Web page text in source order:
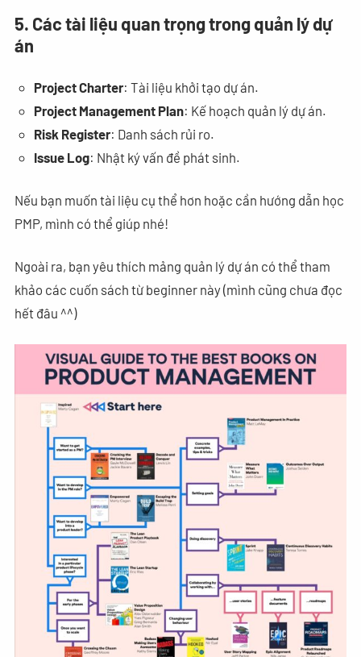
5. Các tài liệu quan trọng trong quản lý dự
án
Project Charter: Tài liệu khởi tạo dự án.
Project Management Plan: Kế hoạch quản lý dự án.
Risk Register: Danh sách rủi ro.
Issue Log: Nhật ký vấn đề phát sinh.
Nếu bạn muốn tài liệu cụ thể hơn hoặc cần hướng dẫn học
PMP, mình có thể giúp nhé!
Ngoài ra, bạn yêu thích mảng quản lý dự án có thể tham
khảo các cuốn sách từ beginner này (mình cũng chưa đọc
hết đâu ^^)